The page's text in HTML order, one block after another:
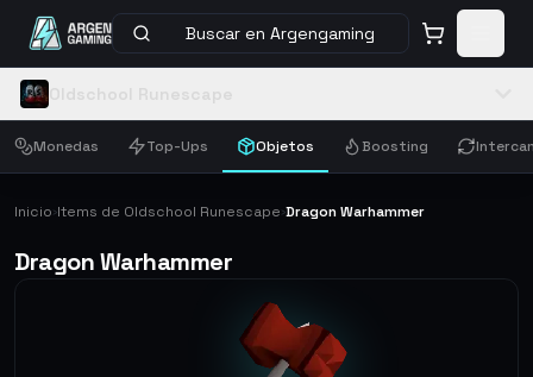
Buscar en Argengaming
Monedas Top-Ups Objetos Boosting
Inicio›Items de Oldschool Runescape›Dragon Warhammer
Dragon Warhammer